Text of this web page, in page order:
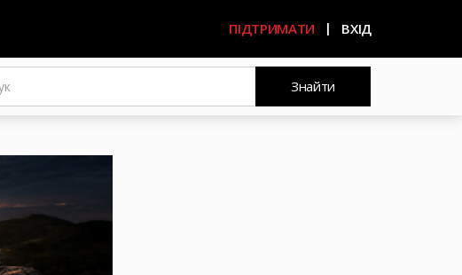
ПІДТРИМАТИ ВХІД
Знайти